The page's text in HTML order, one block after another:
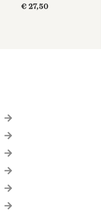
€ 27,50